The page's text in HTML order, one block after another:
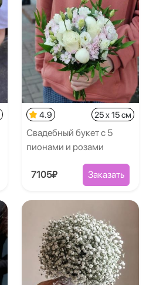
4.9 25 x 15 см
Свадебный букет с 5
пионами и розами
7105₽ Заказать